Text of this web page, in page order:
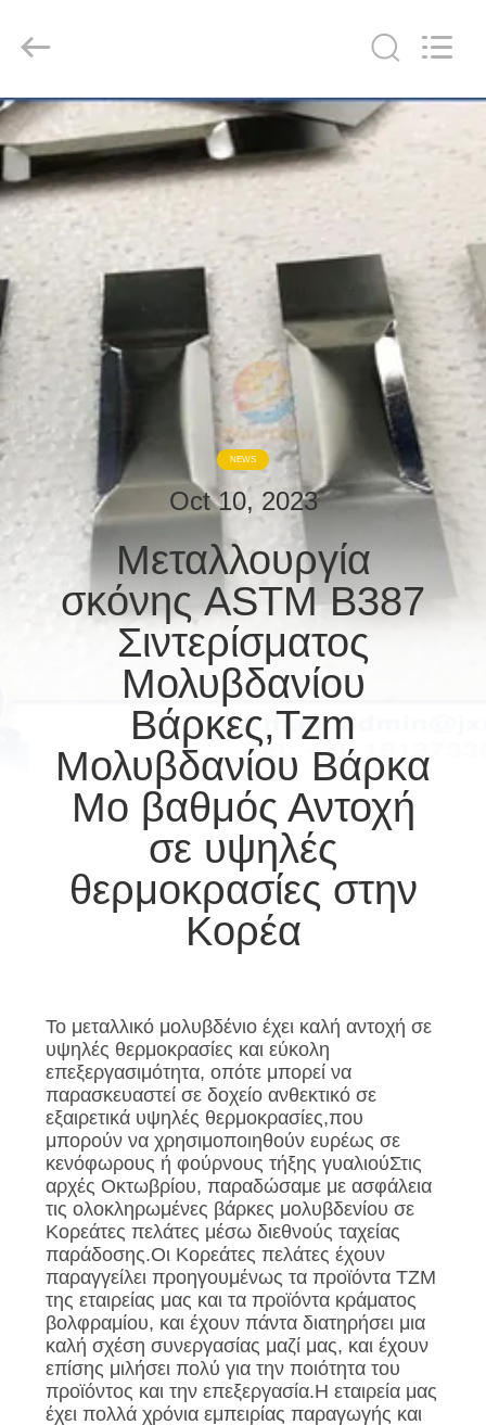
ΣΠΊΤΙ
ΠΡΟΪΌΝΤΑ
ΠΕΡΊΠΟΥ
ΕΜΕΊΣ
ΓΎΡΟΣ
ΕΡΓΟΣΤΑΣΊΩΝ
ΜΑΣ
ΕΛΆΤΕ
ΣΕ
ΕΠΑΦΉ
ΕΙΔΉΣΕΙΣ
ΠΕΡΙΠΤΏΣΕΙΣ
ΖΗΤΉΣΤΕ
ΑΠΌΣΠΑΣΜΑ
PRIVACY
POLICY
Rights
Reserved.
NEWS
Oct 10, 2023
Μεταλλουργία
σκόνης ASTM B387
Σιντερίσματος
Μολυβδανίου
Βάρκες,Tzm
Μολυβδανίου Βάρκα
Mo βαθμός Αντοχή
σε υψηλές
θερμοκρασίες στην
Κορέα
Το μεταλλικό μολυβδένιο έχει καλή αντοχή σε
υψηλές θερμοκρασίες και εύκολη
επεξεργασιμότητα, οπότε μπορεί να
παρασκευαστεί σε δοχείο ανθεκτικό σε
εξαιρετικά υψηλές θερμοκρασίες,που
μπορούν να χρησιμοποιηθούν ευρέως σε
κενόφωρους ή φούρνους τήξης γυαλιούΣτις
αρχές Οκτωβρίου, παραδώσαμε με ασφάλεια
τις ολοκληρωμένες βάρκες μολυβδενίου σε
Κορεάτες πελάτες μέσω διεθνούς ταχείας
παράδοσης.Οι Κορεάτες πελάτες έχουν
παραγγείλει προηγουμένως τα προϊόντα TZM
της εταιρείας μας και τα προϊόντα κράματος
βολφραμίου, και έχουν πάντα διατηρήσει μια
καλή σχέση συνεργασίας μαζί μας, και έχουν
επίσης μιλήσει πολύ για την ποιότητα του
προϊόντος και την επεξεργασία.Η εταιρεία μας
έχει πολλά χρόνια εμπειρίας παραγωγής και